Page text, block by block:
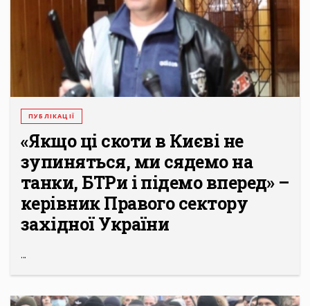
ПУБЛІКАЦІЇ
«Якщо ці скоти в Києві не
зупиняться, ми сядемо на
танки, БТРи і підемо вперед» –
керівник Правого сектору
західної України
...